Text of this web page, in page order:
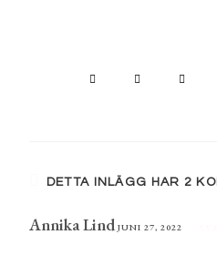
DETTA INLÄGG HAR 2
Annika Lind JUNI 27, 2022